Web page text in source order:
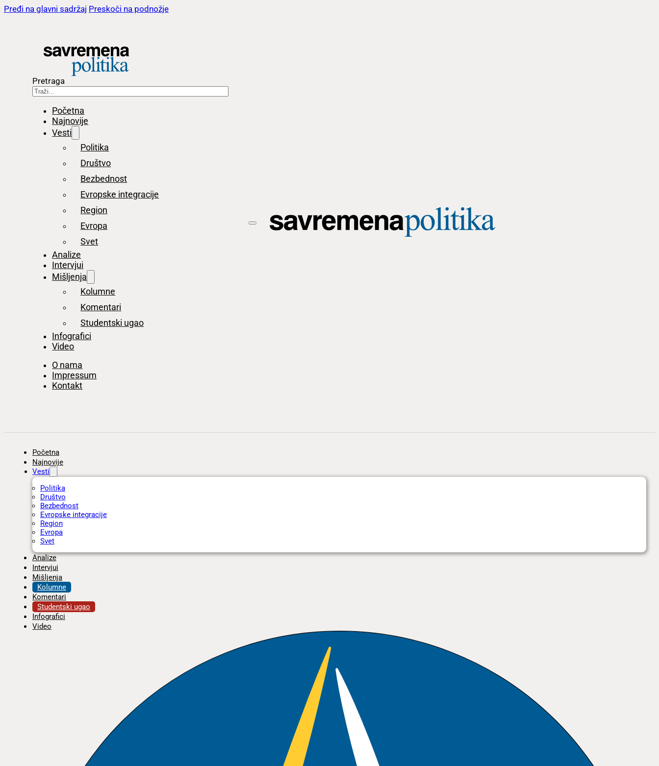
Pređi na glavni sadržaj Preskoči na podnožje
Pretraga
Početna
Najnovije
Vesti
Politika
Društvo
Bezbednost
Evropske integracije
Region
Evropa
Svet
Analize
Intervjui
Mišljenja
Kolumne
Komentari
Studentski ugao
Infografici
Video
O nama
Impressum
Kontakt
Početna
Najnovije
Vesti
Politika
Društvo
Bezbednost
Evropske integracije
Region
Evropa
Svet
Analize
Intervjui
Mišljenja
Kolumne
Komentari
Studentski ugao
Infografici
Video